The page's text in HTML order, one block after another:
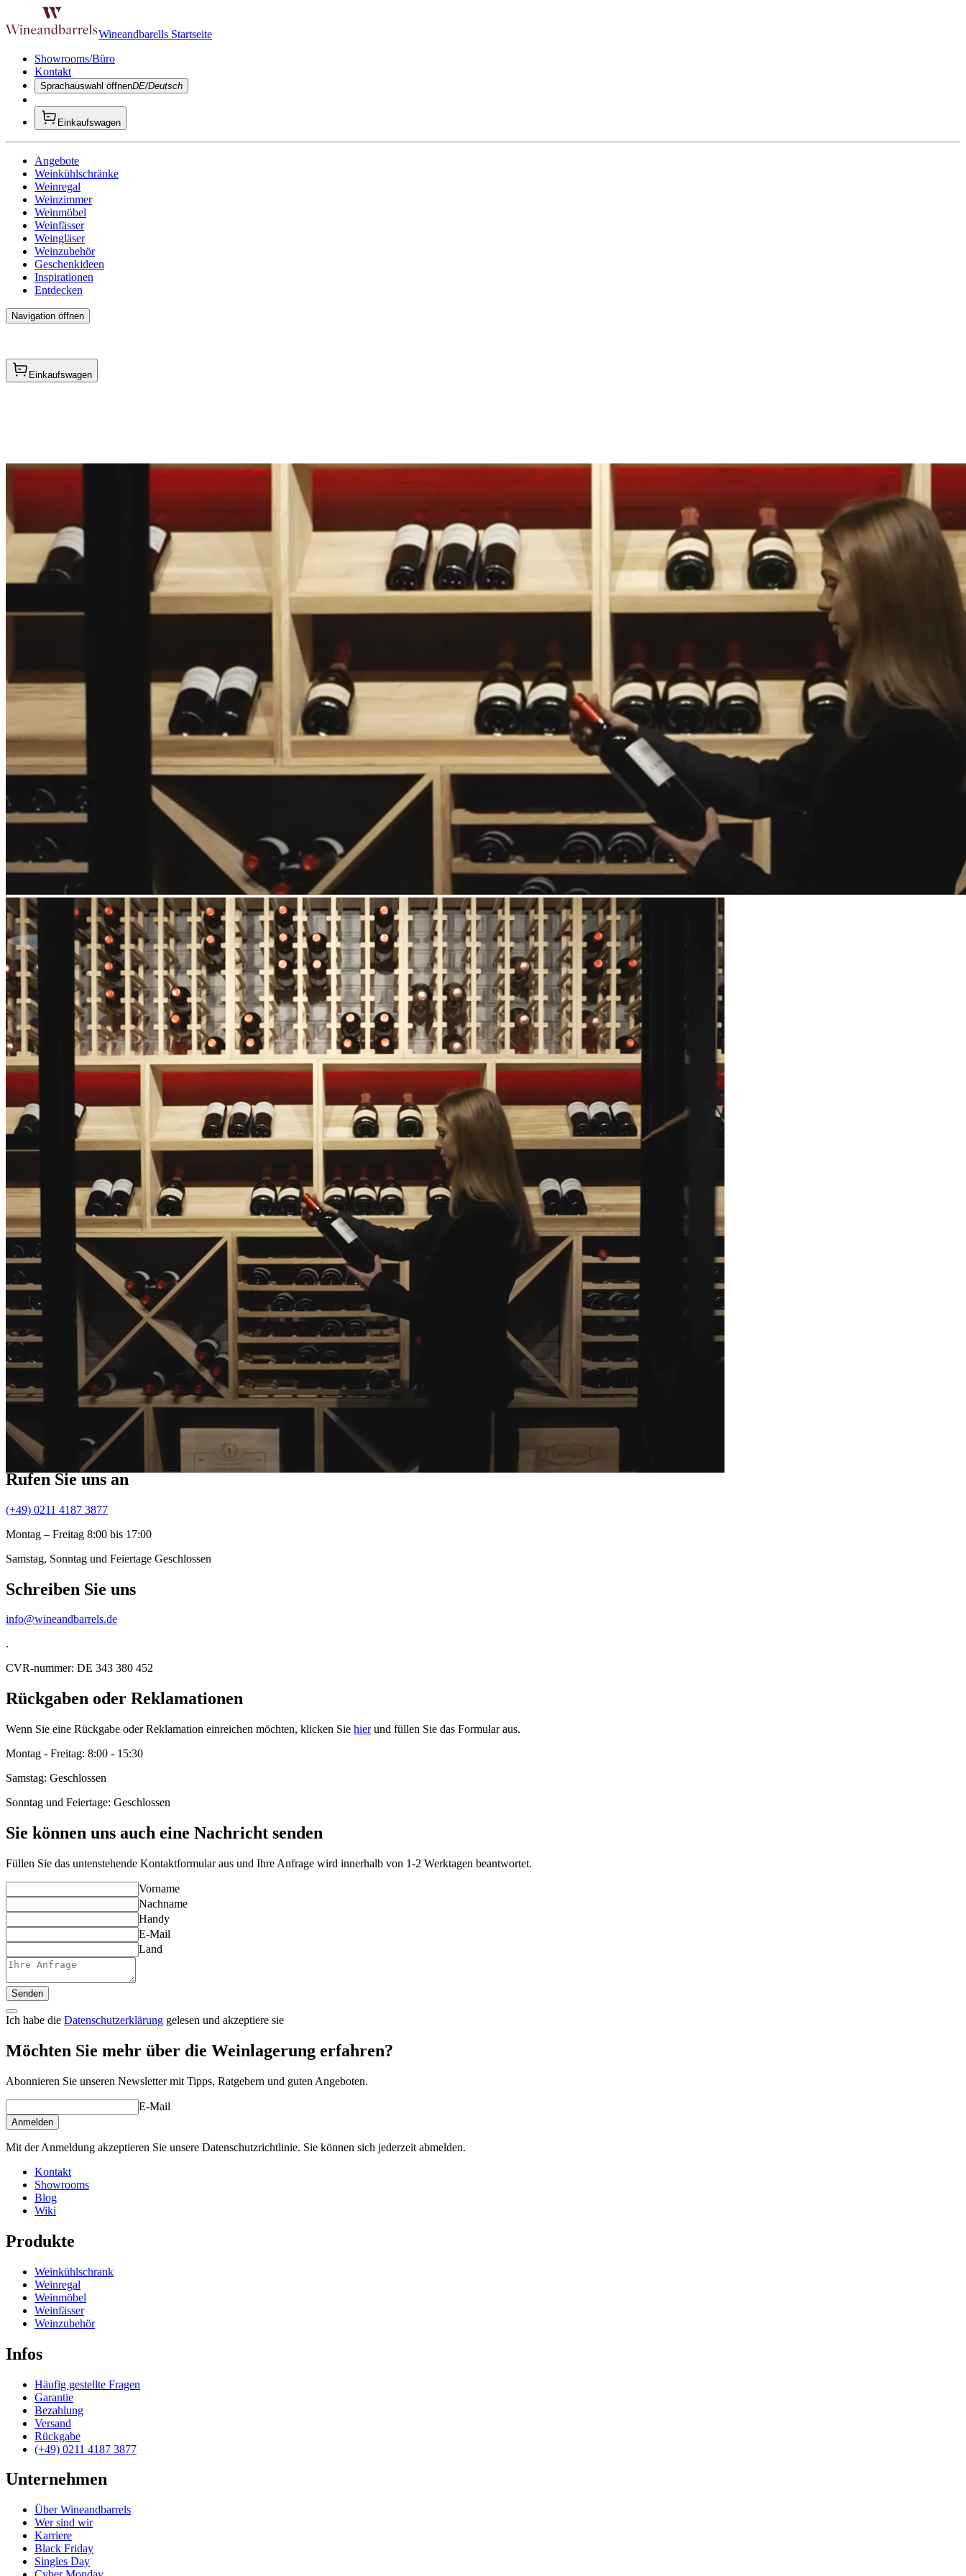
Wineandbarells Startseite
Showrooms/Büro
Kontakt
Sprachauswahl öffnenDE/Deutsch
Einkaufswagen
Angebote
Weinkühlschränke
Weinregal
Weinzimmer
Weinmöbel
Weinfässer
Weingläser
Weinzubehör
Geschenkideen
Inspirationen
Entdecken
Navigation öffnen
Einkaufswagen
Kontakt
Füllen Sie das untenstehende Kontaktformular aus und Ihre Anfrage wird an Werktagen innerhalb von 1-2 Werktagen beantwortet.
Rufen Sie uns an
(+49) 0211 4187 3877
Montag – Freitag 8:00 bis 17:00
Samstag, Sonntag und Feiertage Geschlossen
Schreiben Sie uns
info@wineandbarrels.de
.
CVR-nummer: DE 343 380 452
Rückgaben oder Reklamationen
Wenn Sie eine Rückgabe oder Reklamation einreichen möchten, klicken Sie hierund füllen Sie das Formular aus.
Montag - Freitag: 8:00 - 15:30
Samstag: Geschlossen
Sonntag und Feiertage: Geschlossen
Sie können uns auch eine Nachricht senden
Füllen Sie das untenstehende Kontaktformular aus und Ihre Anfrage wird innerhalb von 1-2 Werktagen beantwortet.
Vorname
Nachname
Handy
E-Mail
Land
Senden
Ich habe die Datenschutzerklärung gelesen und akzeptiere sie
Möchten Sie mehr über die Weinlagerung erfahren?
Abonnieren Sie unseren Newsletter mit Tipps, Ratgebern und guten Angeboten.
E-Mail
Anmelden
Mit der Anmeldung akzeptieren Sie unsere Datenschutzrichtlinie. Sie können sich jederzeit abmelden.
Kontakt
Showrooms
Blog
Wiki
Produkte
Weinkühlschrank
Weinregal
Weinmöbel
Weinfässer
Weinzubehör
Infos
Häufig gestellte Fragen
Garantie
Bezahlung
Versand
Rückgabe
(+49) 0211 4187 3877
Unternehmen
Über Wineandbarrels
Wer sind wir
Karriere
Black Friday
Singles Day